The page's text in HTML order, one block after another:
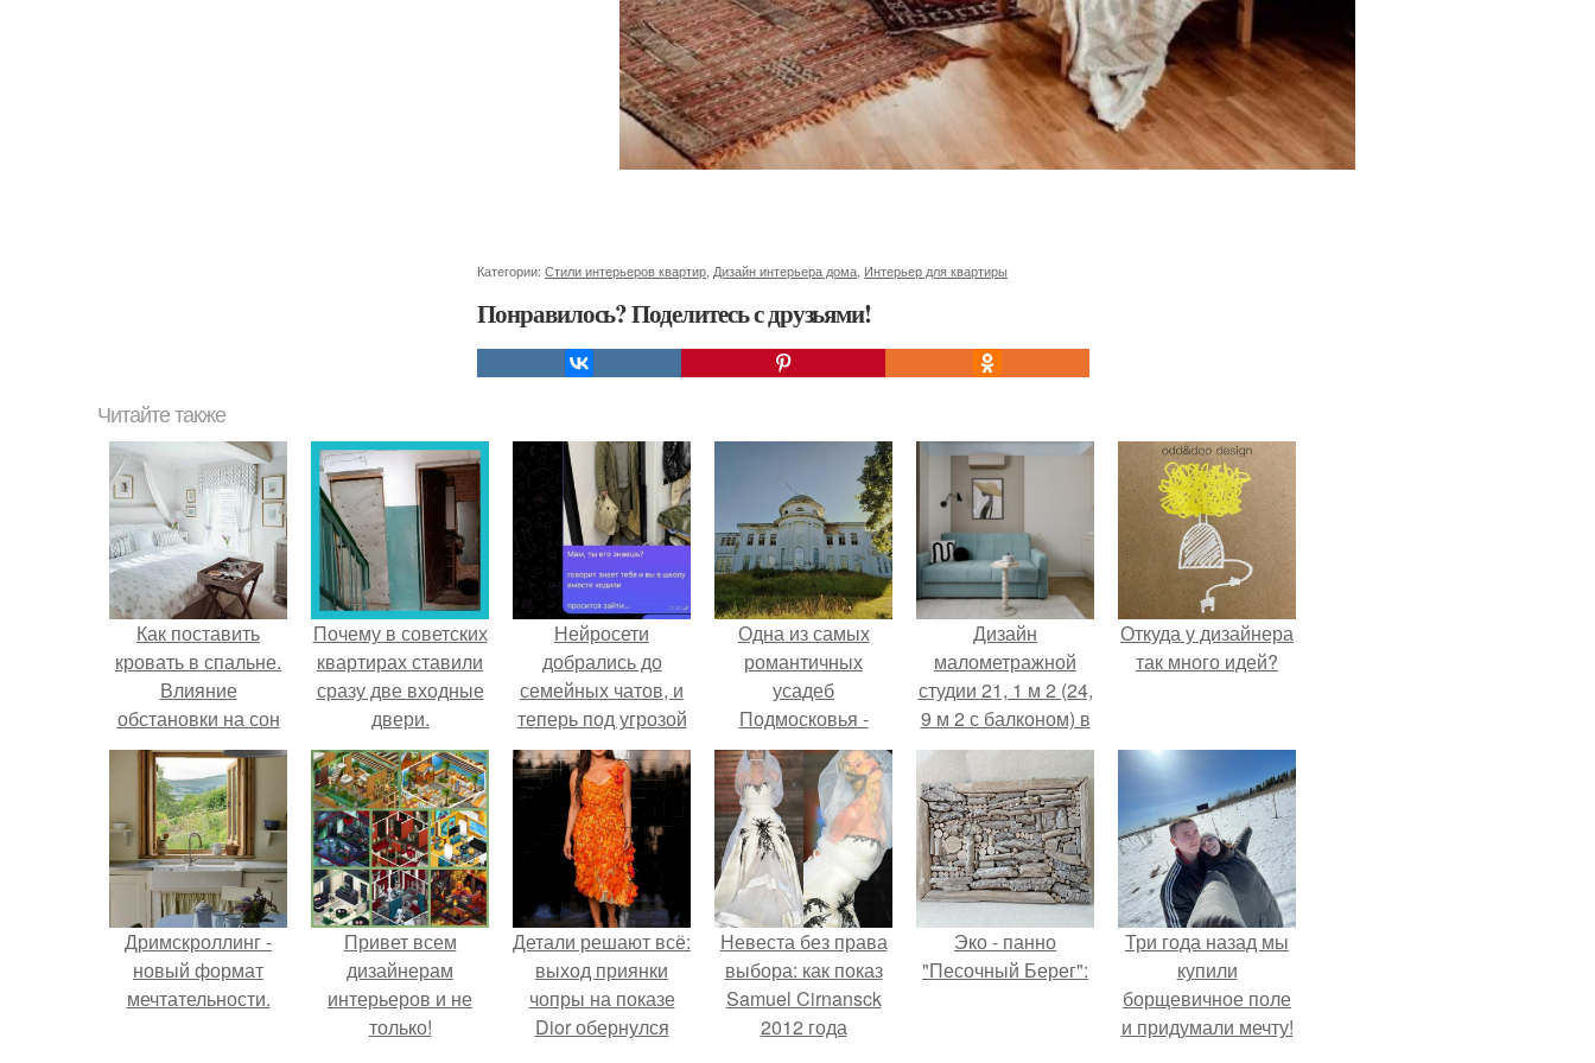
Категории: Стили интерьеров квартир Дизайн интерьера дома Интерьер для квартиры
Понравилось? Поделитесь с друзьями!
Читайте также
Как поставить
кровать в спальне.
Влияние
обстановки на сон
Почему в советских
квартирах ставили
сразу две входные
двери.
Нейросети
добрались до
семейных чатов, и
теперь под угрозой
мамины нервы.
Одна из самых
романтичных
усадеб
Подмосковья -
усадьба любвино в
тучково.
Дизайн
малометражной
студии 21, 1 м 2 (24,
9 м 2 с балконом) в
Краснодаре.
Откуда у дизайнера
так много идей?
Дримскроллинг -
новый формат
мечтательности.
Привет всем
дизайнерам
интерьеров и не
только!
Детали решают всё:
выход приянки
чопры на показе
Dior обернулся
Невеста без права
выбора: как показ
Samuel Cirnansck
2012 года
Эко - панно
"Песочный Берег":
Три года назад мы
купили
борщевичное поле
и придумали мечту!